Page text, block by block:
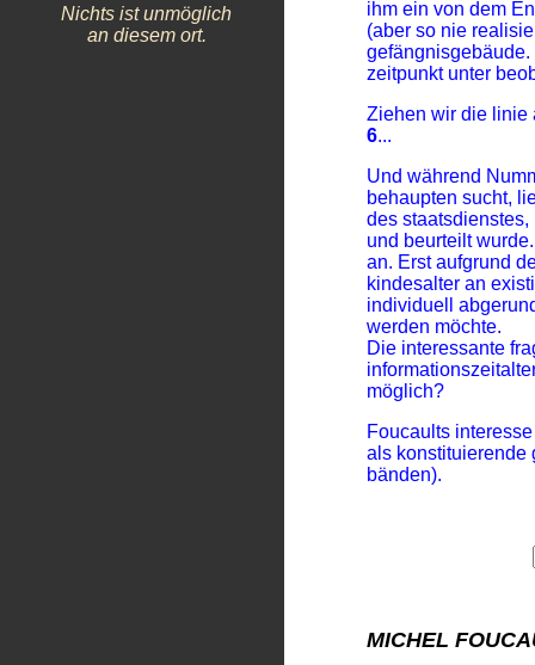
Nichts ist unmöglich
an diesem ort.
ihm ein von dem
(aber so nie
zeitpunkt unter
Ziehen wir die
6...
Und während
behaupten sucht,
des
und beurteilt
an. Erst aufgrund
kindesalter an
individuell
werden möchte.
Die interessante
möglich?
Foucaults
als konstituierende
bänden).
MICHEL